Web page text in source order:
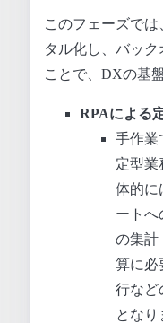
このフェーズで
タル化し、バッ
ことで、DXの基
RPAによる
手作業
定型業
体的に
ートへ
の集計
算に必
行など
となり